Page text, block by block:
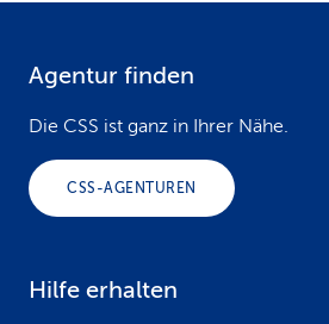
Agentur finden
Die CSS ist ganz in Ihrer Nähe.
CSS-AGENTUREN
Hilfe erhalten